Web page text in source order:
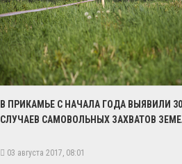
​В ПРИКАМЬЕ С НАЧАЛА ГОДА ВЫЯВИЛИ
СЛУЧАЕВ САМОВОЛЬНЫХ ЗАХВАТОВ
03 августа 2017, 08:01